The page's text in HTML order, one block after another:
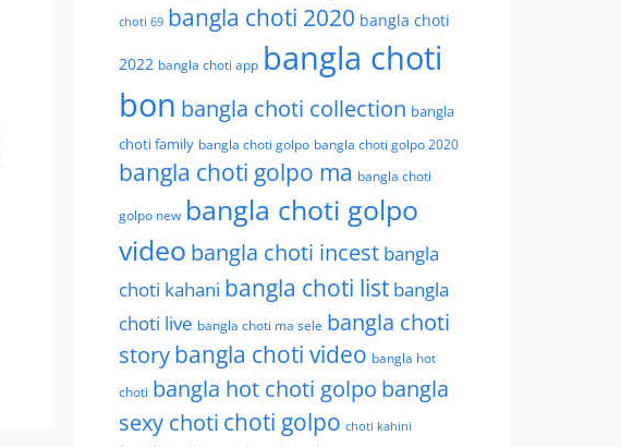
choti 69 bangla choti 2020 bangla choti
2022 bangla choti app bangla choti
bon bangla choti collection bangla
choti family bangla choti golpo bangla choti golpo 2020
bangla choti golpo ma bangla choti
golpo new bangla choti golpo
video bangla choti incest bangla
choti kahani bangla choti list bangla
choti live bangla choti ma sele bangla choti
storybangla choti video bangla hot
choti bangla hot choti golpo bangla
sexy choti choti golpo choti kahini